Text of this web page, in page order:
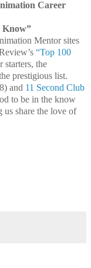
Career
Know”
Mentor sites
“Top 100
starters, the
prestigious list.
and 11 Second Club
to be in the know
share the love of